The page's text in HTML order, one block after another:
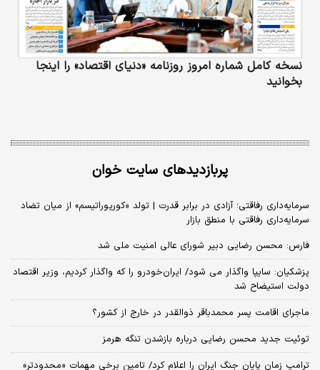
نسخه کامل شماره امروز روزنامه «دنیای‌ اقتصاد» را اینجا
بخوانید
پربازدیدهای سایت خوان
سرمایه‌داری رفاقتی؛ آزادی در برابر قدرت | تولد «کورپوراتیسم» از میان تضاد
سرمایه‌داری رفاقتی با منطق بازار
فارس: محسن رضایی دبیر شورای عالی امنیت ملی شد
پزشکیان: سایپا واگذار می شود/ ایران‌خودرو را که واگذار کردیم، وزیر اقتصاد
دولت استیضاح شد
ماجرای اقامت پسر محمدباقر ذوالقدر در خارج از کشور؟
توئیت جدید محسن رضایی درباره بازشدن تنگه هرمز
ترامپ زمان پایان جنگ ایران را اعلام کرد/ تامین برخی مهمات «محدودتر»